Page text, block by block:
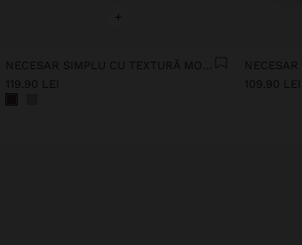
+
NECESAR SIMPLU CU TEXTURĂ MOALE
119.90 LEI
109.90 LEI